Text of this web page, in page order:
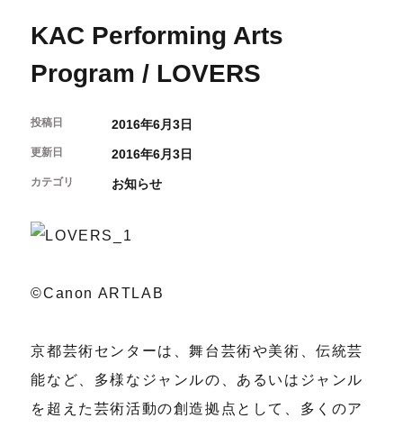
※チケット窓口は18:00まで／ギャラリー・図書室・情報コーナーは20:00まで／カ
ご利用案内
開館時間・アクセシビリティ
フロアガイド
カフェ・ショップ
月間スケジュール
制作室を使う
ボランティア
京都芸術センターについて
KAC Performing Arts
Program / LOVERS
投稿日 2016年6月3日
更新日 2016年6月3日
カテゴリ お知らせ
©Canon ARTLAB
京都芸術センターは、舞台芸術や美術、伝統芸
能など、多様なジャンルの、あるいはジャンル
を超えた芸術活動の創造拠点として、多くのア